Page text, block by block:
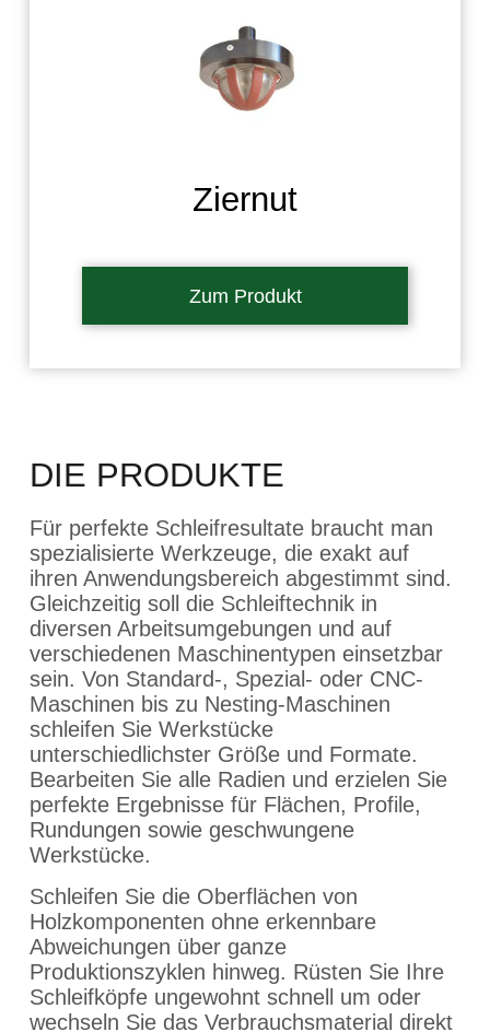
Ziernut
Zum Produkt
DIE PRODUKTE
Für perfekte Schleifresultate braucht man
spezialisierte Werkzeuge, die exakt auf
ihren Anwendungsbereich abgestimmt sind.
Gleichzeitig soll die Schleiftechnik in
diversen Arbeitsumgebungen und auf
verschiedenen Maschinentypen einsetzbar
sein. Von Standard-, Spezial- oder CNC-
Maschinen bis zu Nesting-Maschinen
schleifen Sie Werkstücke
unterschiedlichster Größe und Formate.
Bearbeiten Sie alle Radien und erzielen Sie
perfekte Ergebnisse für Flächen, Profile,
Rundungen sowie geschwungene
Werkstücke.
Schleifen Sie die Oberflächen von
Holzkomponenten ohne erkennbare
Abweichungen über ganze
Produktionszyklen hinweg. Rüsten Sie Ihre
Schleifköpfe ungewohnt schnell um oder
wechseln Sie das Verbrauchsmaterial direkt